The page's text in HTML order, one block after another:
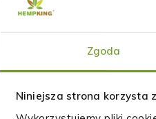
Zgoda
Niniejsza strona korzysta